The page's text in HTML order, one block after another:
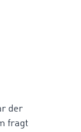
der
fragt